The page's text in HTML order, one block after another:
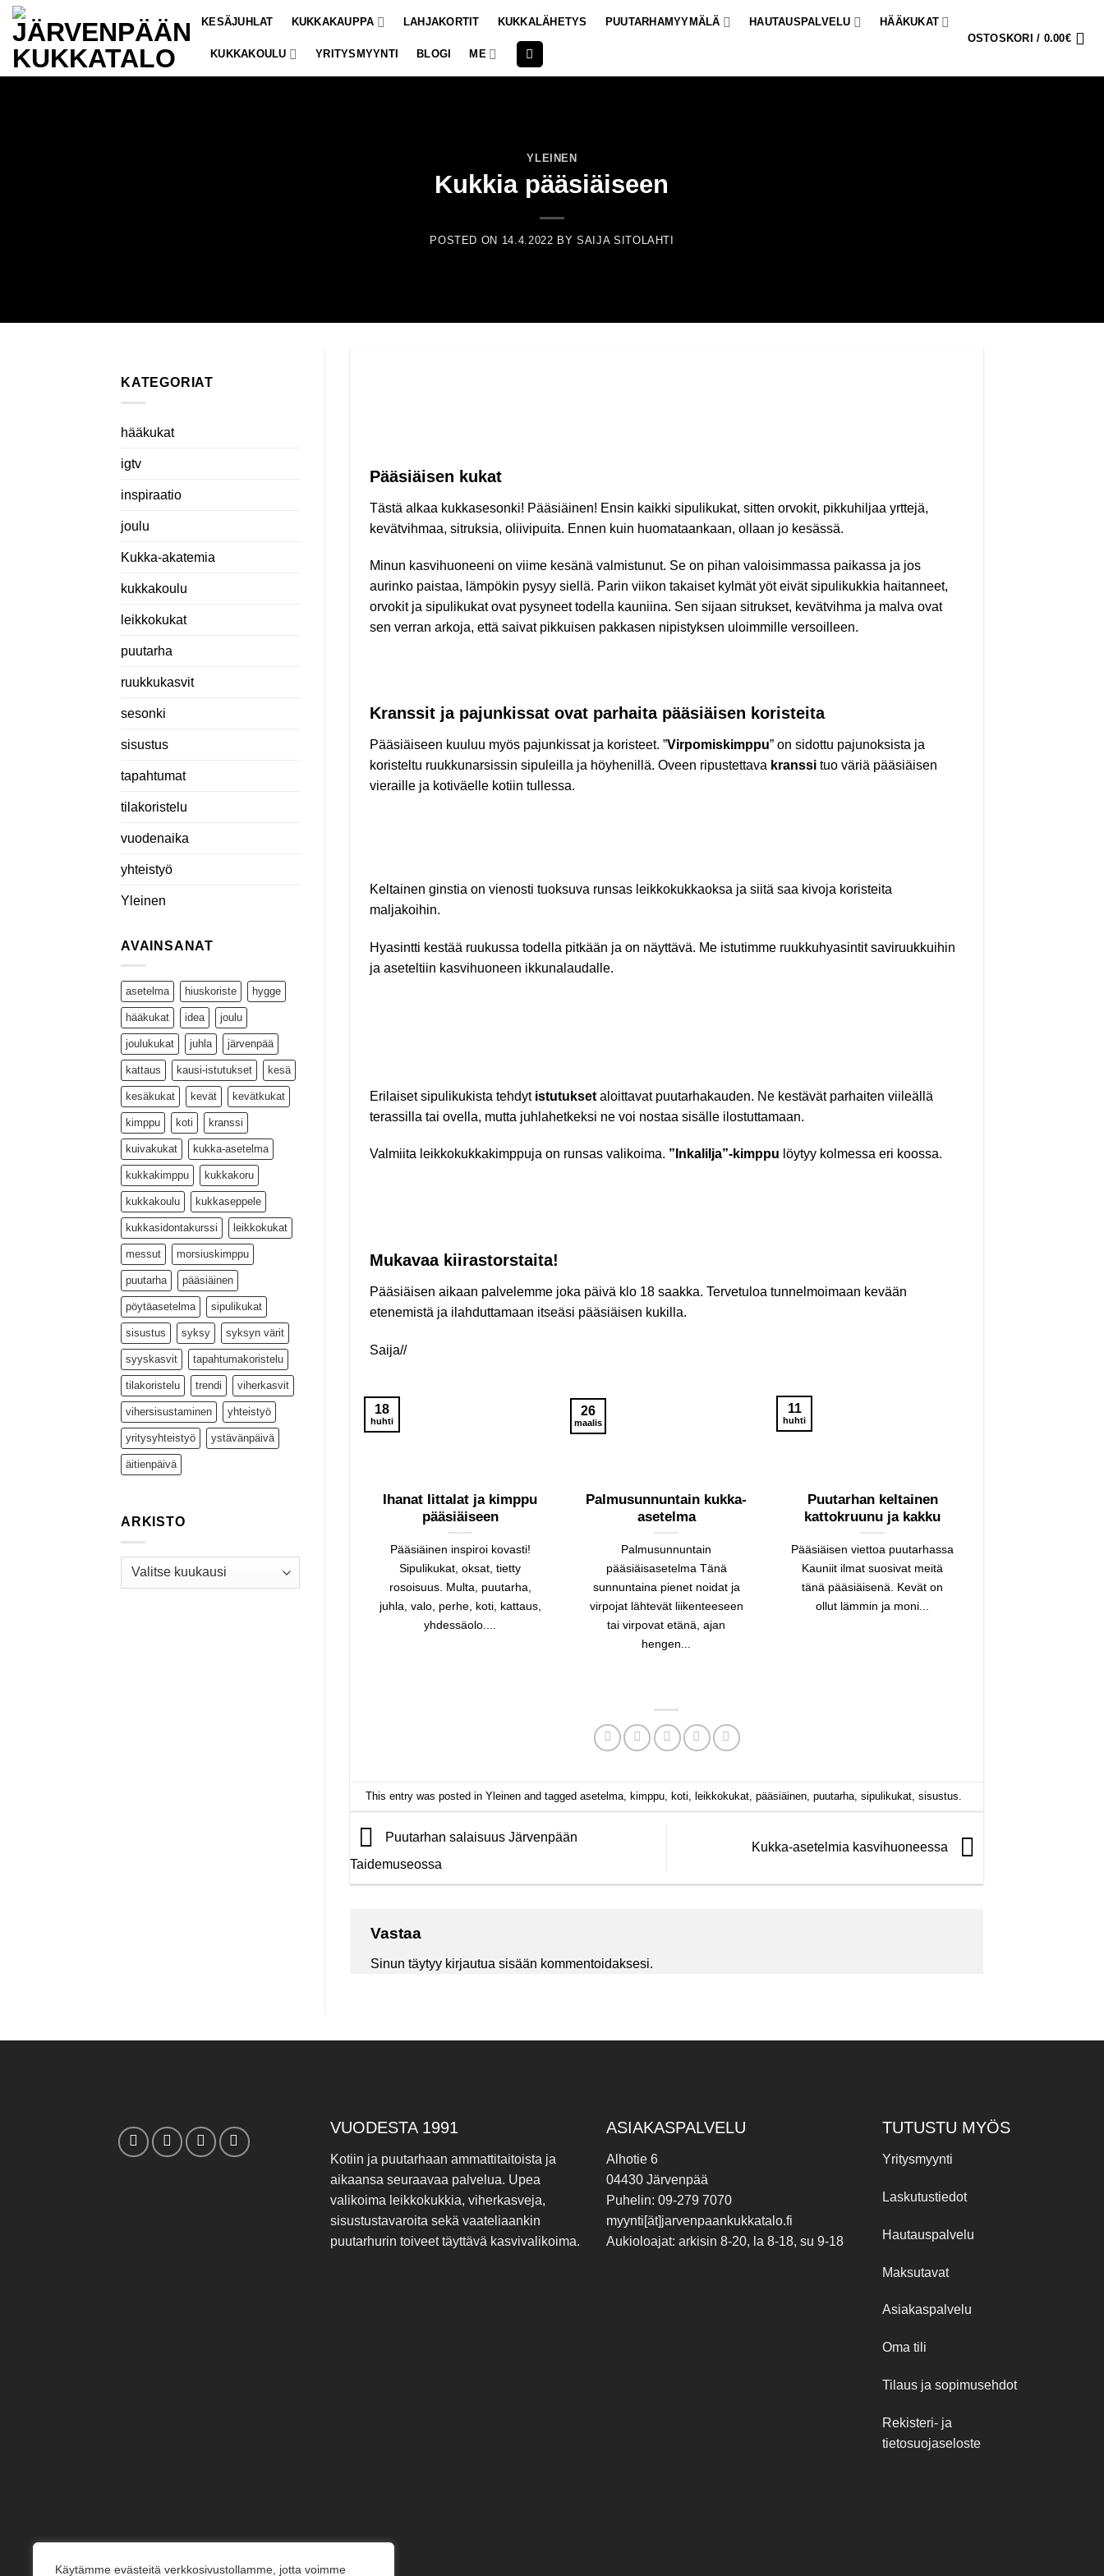
Käytämme evästeitä verkkosivustollamme, jotta voimme
Skip
content
KESÄJUHLAT KUKKAKAUPPA LAHJAKORTIT KUKKALÄHETYS PUUTARHAMYYMÄLÄ HAUTAUSPALVELU HÄÄKUKAT
KUKKAKOULU YRITYSMYYNTI BLOGI ME
OSTOSKORI / 0.00€
YLEINEN
Kukkia pääsiäiseen
POSTED ON 14.4.2022 BYSAIJA SITOLAHTI
KATEGORIAT
hääkukat
igtv
inspiraatio
joulu
Kukka-akatemia
kukkakoulu
leikkokukat
puutarha
ruukkukasvit
sesonki
sisustus
tapahtumat
tilakoristelu
vuodenaika
yhteistyö
Yleinen
AVAINSANAT
asetelma hiuskoriste hygge
hääkukat idea joulu
joulukukat juhla järvenpää
kattaus kausi-istutukset kesä
kesäkukat kevät kevätkukat
kimppu koti kranssi
kuivakukat kukka-asetelma
kukkakimppu kukkakoru
kukkakoulu kukkaseppele
kukkasidontakurssi leikkokukat
messut morsiuskimppu
puutarha pääsiäinen
pöytäasetelma sipulikukat
sisustus syksy syksyn värit
syyskasvit tapahtumakoristelu
tilakoristelu trendi viherkasvit
vihersisustaminen yhteistyö
yritysyhteistyö ystävänpäivä
äitienpäivä
ARKISTO
Arkisto
Pääsiäisen kukat
Tästä alkaa kukkasesonki! Pääsiäinen! Ensin kaikki sipulikukat, sitten orvokit, pikkuhiljaa yrttejä,
kevätvihmaa, sitruksia, oliivipuita. Ennen kuin huomataankaan, ollaan jo kesässä.
Minun kasvihuoneeni on viime kesänä valmistunut. Se on pihan valoisimmassa paikassa ja jos
aurinko paistaa, lämpökin pysyy siellä. Parin viikon takaiset kylmät yöt eivät sipulikukkia haitanneet,
orvokit ja sipulikukat ovat pysyneet todella kauniina. Sen sijaan sitrukset, kevätvihma ja malva ovat
sen verran arkoja, että saivat pikkuisen pakkasen nipistyksen uloimmille versoilleen.
Kranssit ja pajunkissat ovat parhaita pääsiäisen koristeita
Pääsiäiseen kuuluu myös pajunkissat ja koristeet. ”Virpomiskimppu” on sidottu pajunoksista ja
koristeltu ruukkunarsissin sipuleilla ja höyhenillä. Oveen ripustettava kranssi tuo väriä pääsiäisen
vieraille ja kotiväelle kotiin tullessa.
Keltainen ginstia on vienosti tuoksuva runsas leikkokukkaoksa ja siitä saa kivoja koristeita
maljakoihin.
Hyasintti kestää ruukussa todella pitkään ja on näyttävä. Me istutimme ruukkuhyasintit saviruukkuihin
ja aseteltiin kasvihuoneen ikkunalaudalle.
Erilaiset sipulikukista tehdyt istutukset aloittavat puutarhakauden. Ne kestävät parhaiten viileällä
terassilla tai ovella, mutta juhlahetkeksi ne voi nostaa sisälle ilostuttamaan.
Valmiita leikkokukkakimppuja on runsas valikoima. ”Inkalilja”-kimppu löytyy kolmessa eri koossa.
Mukavaa kiirastorstaita!
Pääsiäisen aikaan palvelemme joka päivä klo 18 saakka. Tervetuloa tunnelmoimaan kevään
etenemistä ja ilahduttamaan itseäsi pääsiäisen kukilla.
Saija//
Ihanat Iittalat ja kimppu
pääsiäiseen
Pääsiäinen inspiroi kovasti!
Sipulikukat, oksat, tietty
rosoisuus. Multa, puutarha,
juhla, valo, perhe, koti, kattaus,
yhdessäolo....
18
huhti
Palmusunnuntain kukka-
asetelma
Palmusunnuntain
pääsiäisasetelma Tänä
sunnuntaina pienet noidat ja
virpojat lähtevät liikenteeseen
tai virpovat etänä, ajan
hengen...
26
maalis
Puutarhan keltainen
kattokruunu ja kakku
Pääsiäisen viettoa puutarhassa
Kauniit ilmat suosivat meitä
tänä pääsiäisenä. Kevät on
ollut lämmin ja moni...
11
huhti
This entry was posted in Yleinenand tagged asetelma, kimppu, koti leikkokukat, pääsiäinen, puutarha, sipulikukat, sisustus
Puutarhan salaisuus Järvenpään
Taidemuseossa
Kukka-asetelmia kasvihuoneessa
Vastaa
Sinun täytyy kirjautua sisään kommentoidaksesi.
VUODESTA 1991
Kotiin ja puutarhaan ammattitaitoista ja
aikaansa seuraavaa palvelua. Upea
valikoima leikkokukkia, viherkasveja,
sisustustavaroita sekä vaateliaankin
puutarhurin toiveet täyttävä kasvivalikoima.
ASIAKASPALVELU
Alhotie 6
04430 Järvenpää
Puhelin: 09-279 7070
myynti[ät]jarvenpaankukkatalo.fi
Aukioloajat: arkisin 8-20, la 8-18, su 9-18
TUTUSTU MYÖS
Yritysmyynti
Laskutustiedot
Hautauspalvelu
Maksutavat
Asiakaspalvelu
Oma tili
Tilaus ja sopimusehdot
Rekisteri- ja
tietosuojaseloste